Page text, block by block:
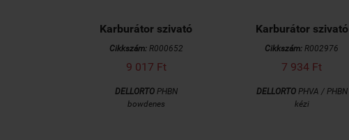
Karburátor szivató
Cikkszám:R000652
9 017 Ft
DELLORTO PHBN
bowdenes
Karburátor szivató
Cikkszám: R002976
7 934 Ft
DELLORTO PHVA / PHBN
kézi